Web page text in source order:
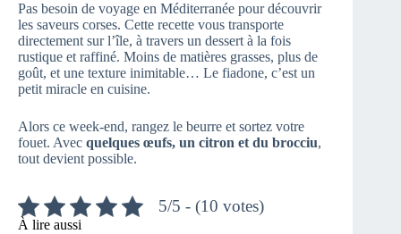
Pas besoin de voyage en Méditerranée pour découvrir
les saveurs corses. Cette recette vous transporte
directement sur l’île, à travers un dessert à la fois
rustique et raffiné. Moins de matières grasses, plus de
goût, et une texture inimitable… Le fiadone, c’est un
petit miracle en cuisine.
Alors ce week-end, rangez le beurre et sortez votre
fouet. Avec quelques œufs, un citron et du brocciu,
tout devient possible.
5/5 - (10 votes)
À lire aussi